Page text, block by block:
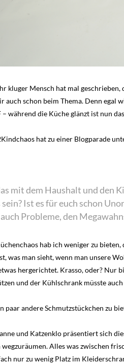
kluger Mensch hat mal
auch schon beim Thema. Denn egal
– während die Küche glänzt ist nun
hat zu einer Blogparade
mit dem Haushalt und den
Ist es für euch schon
Probleme, den
hab ich weniger zu
was man sieht, wenn man unsere
hergerichtet. Krasso, oder? Nur
und der Kühlschrank müsste
paar andere Schmutzstückchen zu
und Katzenklo präsentiert sich
Alles was zwischen
nur zu wenig Platz im